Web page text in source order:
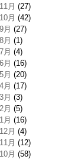
月 (27)
月 (42)
月 (27)
月 (1)
月 (4)
月 (16)
月 (20)
月 (17)
月 (3)
月 (5)
月 (16)
月 (4)
月 (12)
月 (58)